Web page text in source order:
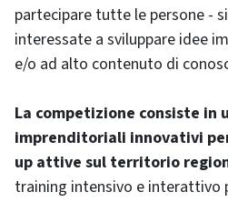
partecipare tutte le persone -
interessate a sviluppare idee
e/o ad alto contenuto di
La competizione consiste in
imprenditoriali innovativi
up attive sul territorio
training intensivo e interattivo